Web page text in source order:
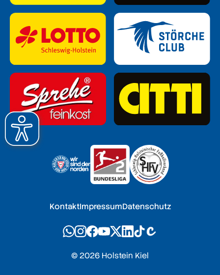
© 2026 Holstein Kiel
KontaktImpressumDatenschutz